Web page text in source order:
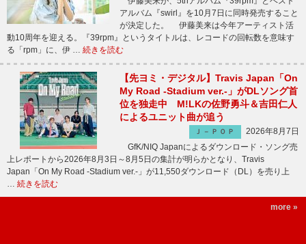
アルバム『swirl』を10月7日に同時発売すること
が決定した。 伊藤美来は今年アーティスト活
動10周年を迎える。『39rpm』というタイトルは、レコードの回転数を意味す
る「rpm」に、伊 … 続きを読む
【先ヨミ・デジタル】Travis Japan「On
My Road -Stadium ver.-」がDLソング首
位を独走中 M!LKの佐野勇斗＆吉田仁人
によるユニット曲が追う
Ｊ－ＰＯＰ
2026年8月7日
GfK/NIQ Japanによるダウンロード・ソング売
上レポートから2026年8月3日～8月5日の集計が明らかとなり、Travis
Japan「On My Road -Stadium ver.-」が11,550ダウンロード（DL）を売り上
… 続きを読む
more »